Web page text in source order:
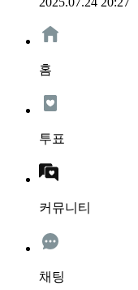
홈
투표
커뮤니티
채팅